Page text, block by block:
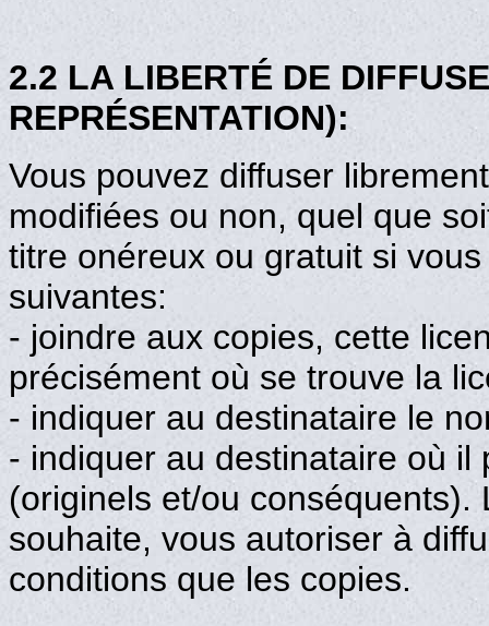
2.2 LA LIBERTÉ DE
REPRÉSENTATION):
Vous pouvez diffuser
modifiées ou non, quel que
titre onéreux ou gratuit si
suivantes:
- joindre aux copies, cette
précisément où se trouve la
- indiquer au destinataire le
- indiquer au destinataire où
(originels et/ou
souhaite, vous autoriser à
conditions que les copies.